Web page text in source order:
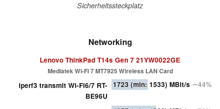
Sicherheitssteckplatz
Networking
Lenovo ThinkPad T14s Gen 7 21YW0022GE
Mediatek Wi-Fi 7 MT7925 Wireless LAN Card
iperf3 transmit Wi-Fi6/7 RT-
BE96U
1723 (min: 1533) MBit/s ∼44%